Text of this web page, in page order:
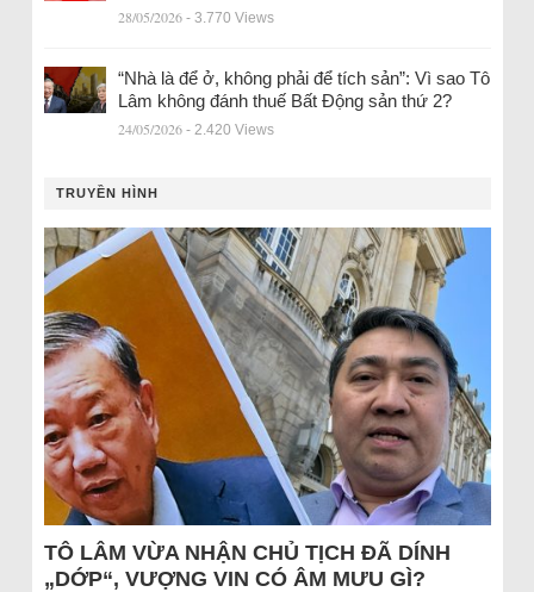
28/05/2026 - 3.770 Views
“Nhà là để ở, không phải để tích sản”: Vì sao Tô
Lâm không đánh thuế Bất Động sản thứ 2?
24/05/2026 - 2.420 Views
TRUYỀN HÌNH
TÔ LÂM VỪA NHẬN CHỦ TỊCH ĐÃ DÍNH
„DỚP“, VƯỢNG VIN CÓ ÂM MƯU GÌ?